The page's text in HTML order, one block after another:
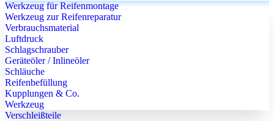
Werkzeug für Reifenmontage
Werkzeug zur Reifenreparatur
Verbrauchsmaterial
Luftdruck
Schlagschrauber
Geräteöler / Inlineöler
Schläuche
Reifenbefüllung
Kupplungen & Co.
Werkzeug
Verschleißteile